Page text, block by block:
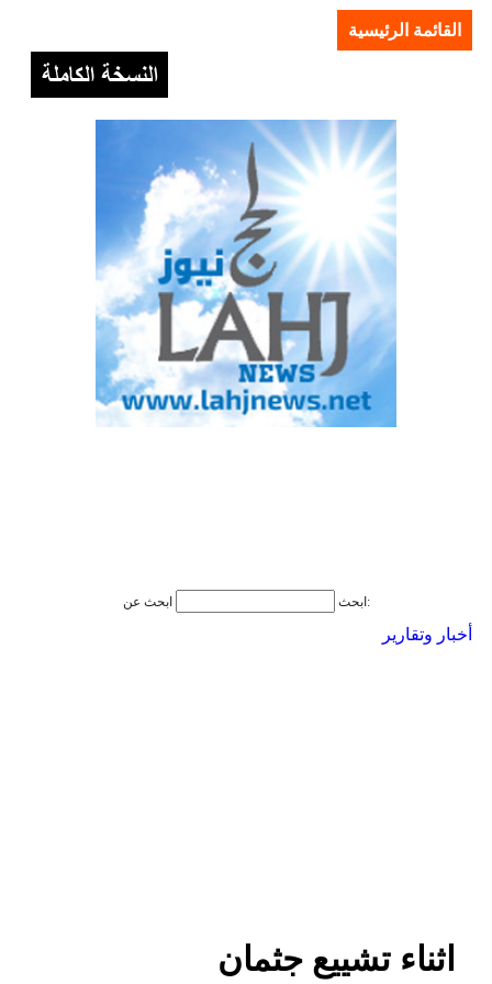
القائمة الرئيسية
ابحث ابحث عن:
أخبار وتقارير
اثناء تشييع جثمان